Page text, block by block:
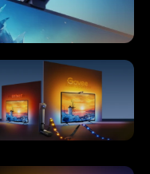
recenzí